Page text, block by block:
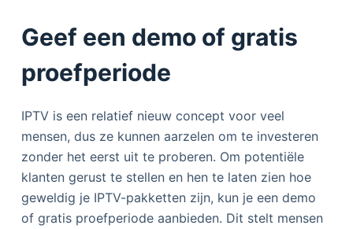
Geef een demo of gratis
proefperiode
IPTV is een relatief nieuw concept voor veel
mensen, dus ze kunnen aarzelen om te investeren
zonder het eerst uit te proberen. Om potentiële
klanten gerust te stellen en hen te laten zien hoe
geweldig je IPTV-pakketten zijn, kun je een demo
of gratis proefperiode aanbieden. Dit stelt mensen